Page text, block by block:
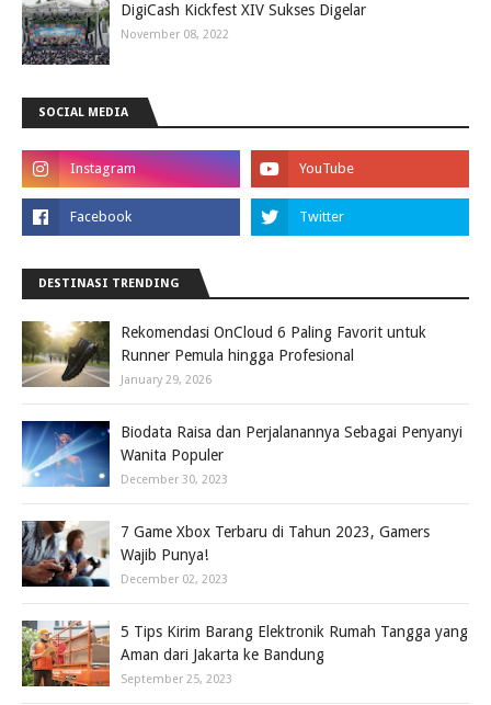
DigiCash Kickfest XIV Sukses Digelar
November 08, 2022
SOCIAL MEDIA
DESTINASI TRENDING
Rekomendasi OnCloud 6 Paling Favorit untuk
Runner Pemula hingga Profesional
January 29, 2026
Biodata Raisa dan Perjalanannya Sebagai Penyanyi
Wanita Populer
December 30, 2023
7 Game Xbox Terbaru di Tahun 2023, Gamers
Wajib Punya!
December 02, 2023
5 Tips Kirim Barang Elektronik Rumah Tangga yang
Aman dari Jakarta ke Bandung
September 25, 2023